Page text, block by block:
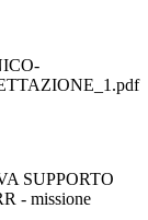
SUPPORTO
- missione